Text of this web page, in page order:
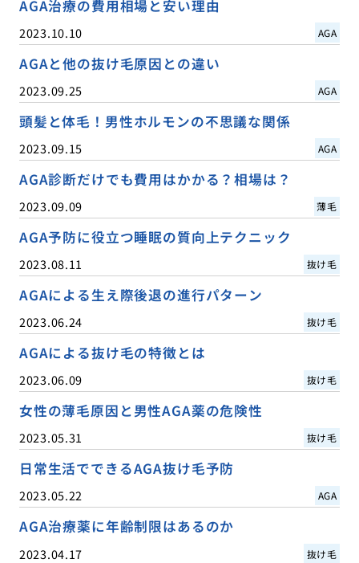
AGA治療の費用相場と安い理由
2023.10.10 AGA
AGAと他の抜け毛原因との違い
2023.09.25 AGA
頭髪と体毛！男性ホルモンの不思議な関係
2023.09.15 AGA
AGA診断だけでも費用はかかる？相場は？
2023.09.09 薄毛
AGA予防に役立つ睡眠の質向上テクニック
2023.08.11 抜け毛
AGAによる生え際後退の進行パターン
2023.06.24 抜け毛
AGAによる抜け毛の特徴とは
2023.06.09 抜け毛
女性の薄毛原因と男性AGA薬の危険性
2023.05.31 抜け毛
日常生活でできるAGA抜け毛予防
2023.05.22 AGA
AGA治療薬に年齢制限はあるのか
2023.04.17 抜け毛